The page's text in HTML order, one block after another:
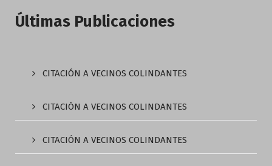
Últimas Publicaciones
CITACIÓN A VECINOS COLINDANTES
CITACIÓN A VECINOS COLINDANTES
CITACIÓN A VECINOS COLINDANTES